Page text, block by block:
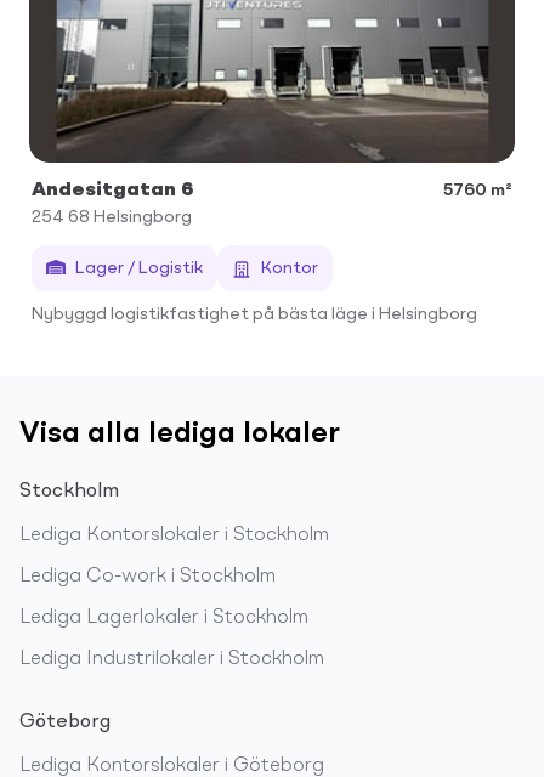
Andesitgatan 6
5760 m²
254 68 Helsingborg
Lager / Logistik Kontor
Nybyggd logistikfastighet på bästa läge i Helsingborg
Visa alla lediga lokaler
Stockholm
Lediga Kontorslokaler i Stockholm
Lediga Co-work i Stockholm
Lediga Lagerlokaler i Stockholm
Lediga Industrilokaler i Stockholm
Göteborg
Lediga Kontorslokaler i Göteborg